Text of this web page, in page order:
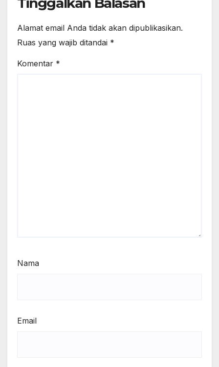
Alamat email Anda tidak akan dipublikasikan.
Ruas yang wajib ditandai *
Komentar *
Nama
Email